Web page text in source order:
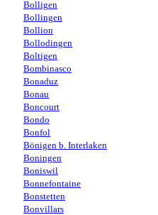
Bolligen
Bollingen
Bollion
Bollodingen
Boltigen
Bombinasco
Bonaduz
Bonau
Boncourt
Bondo
Bonfol
Bönigen b. Interlaken
Boningen
Boniswil
Bonnefontaine
Bonstetten
Bonvillars